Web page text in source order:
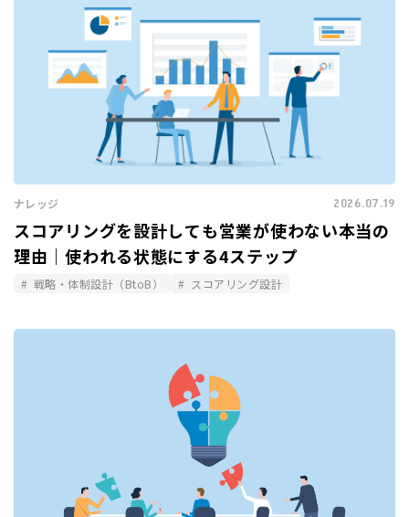
ナレッジ 2026.07.19
スコアリングを設計しても営業が使わない本当の
理由｜使われる状態にする4ステップ
戦略・体制設計（BtoB） スコアリング設計